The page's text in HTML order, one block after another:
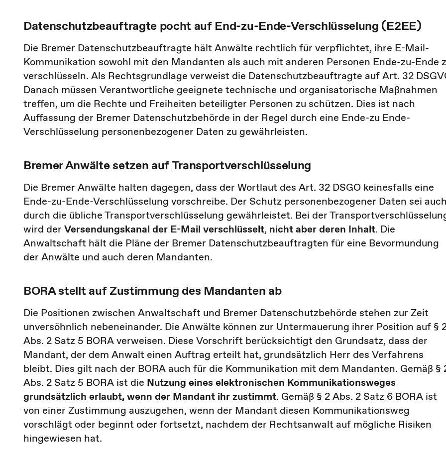
Datenschutzbeauftragte pocht auf End-zu-Ende-Verschlüsselung (E2EE)
Die Bremer Datenschutzbeauftragte hält Anwälte rechtlich für verpflichtet, ihre E-Mail-
Kommunikation sowohl mit den Mandanten als auch mit anderen Personen Ende-zu-Ende
verschlüsseln. Als Rechtsgrundlage verweist die Datenschutzbeauftragte auf Art. 32
Danach müssen Verantwortliche geeignete technische und organisatorische Maßnahmen
treffen, um die Rechte und Freiheiten beteiligter Personen zu schützen. Dies ist nach
Auffassung der Bremer Datenschutzbehörde in der Regel durch eine Ende-zu Ende-
Verschlüsselung personenbezogener Daten zu gewährleisten.
Bremer Anwälte setzen auf Transportverschlüsselung
Die Bremer Anwälte halten dagegen, dass der Wortlaut des Art. 32 DSGO keinesfalls eine
Ende-zu-Ende-Verschlüsselung vorschreibe. Der Schutz personenbezogener Daten sei
durch die übliche Transportverschlüsselung gewährleistet. Bei der
wird der Versendungskanal der E-Mail verschlüsselt, nicht aber deren Inhalt. Die
Anwaltschaft hält die Pläne der Bremer Datenschutzbeauftragten für eine Bevormundung
der Anwälte und auch deren Mandanten.
BORA stellt auf Zustimmung des Mandanten ab
Die Positionen zwischen Anwaltschaft und Bremer Datenschutzbehörde stehen zur Zeit
unversöhnlich nebeneinander. Die Anwälte können zur Untermauerung ihrer Position auf §
Abs. 2 Satz 5 BORA verweisen. Diese Vorschrift berücksichtigt den Grundsatz, dass der
Mandant, der dem Anwalt einen Auftrag erteilt hat, grundsätzlich Herr des Verfahrens
bleibt. Dies gilt nach der BORA auch für die Kommunikation mit dem Mandanten. Gemäß §
Abs. 2 Satz 5 BORA ist die Nutzung eines elektronischen Kommunikationsweges
grundsätzlich erlaubt, wenn der Mandant ihr zustimmt. Gemäß § 2 Abs. 2 Satz 6 BORA ist
von einer Zustimmung auszugehen, wenn der Mandant diesen Kommunikationsweg
vorschlägt oder beginnt oder fortsetzt, nachdem der Rechtsanwalt auf mögliche Risiken
hingewiesen hat.